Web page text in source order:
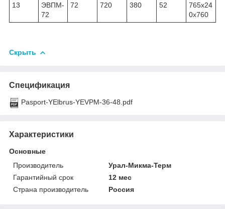
13
ЭВПМ-
72
72 720 380 52
765х24
0х760
Скрыть
Спецификация
Pasport-YElbrus-YEVPM-36-48.pdf
Характеристики
Основные
Производитель
Урал-Микма-Терм
Гарантийный срок
12 мес
Страна производитель
Россия